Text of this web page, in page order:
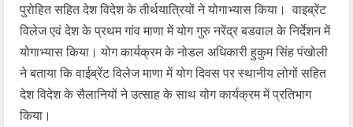
पुरोहित सहित देश विदेश के तीर्थयात्रियों ने योगाभ्यास किया। वाइब्रेंट
विलेज एवं देश के प्रथम गांव माणा में योग गुरु नरेंद्र बडवाल के निर्देशन में
योगाभ्यास किया। योग कार्यक्रम के नोडल अधिकारी हुकुम सिंह पंखोली
ने बताया कि वाईब्रेंट विलेज माणा में योग दिवस पर स्थानीय लोगों सहित
देश विदेश के सैलानियों ने उत्साह के साथ योग कार्यक्रम में प्रतिभाग
किया।